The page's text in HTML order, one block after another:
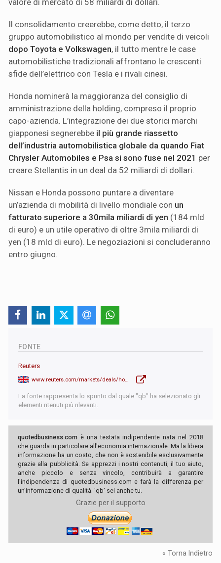
Il consolidamento creerebbe, come detto, il terzo
gruppo automobilistico al mondo per vendite di veicoli
dopo Toyota e Volkswagen, il tutto mentre le case
automobilistiche tradizionali affrontano le crescenti
sfide dell’elettrico con Tesla e i rivali cinesi.
Honda nominerà la maggioranza del consiglio di
amministrazione della holding, compreso il proprio
capo-azienda. L’integrazione dei due storici marchi
giapponesi segnerebbe il più grande riassetto
dell’industria automobilistica globale da quando Fiat
Chrysler Automobiles e Psa si sono fuse nel 2021 per
creare Stellantis in un deal da 52 miliardi di dollari.
Nissan e Honda possono puntare a diventare
un’azienda di mobilità di livello mondiale con un
fatturato superiore a 30mila miliardi di yen (184 mld
di euro) e un utile operativo di oltre 3mila miliardi di
yen (18 mld di euro). Le negoziazioni si concluderanno
entro giugno.
FONTE
Reuters
La fonte rappresenta lo spunto dal quale "qb" ha selezionato gli
elementi ritenuti più rilevanti.
quotedbusiness.com è una testata indipendente nata nel 2018
che guarda in particolare all'economia internazionale. Ma la libera
informazione ha un costo, che non è sostenibile esclusivamente
grazie alla pubblicità. Se apprezzi i nostri contenuti, il tuo aiuto,
anche piccolo e senza vincolo, contribuirà a garantire
l'indipendenza di quotedbusiness.com e farà la differenza per
un'informazione di qualità. 'qb' sei anche tu.
Grazie per il supporto
« Torna Indietro